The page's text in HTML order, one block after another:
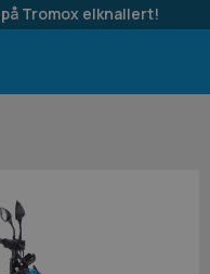
på Tromox elknallert!